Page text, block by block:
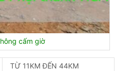
cấm giờ
TỪ 11KM ĐẾN 44KM